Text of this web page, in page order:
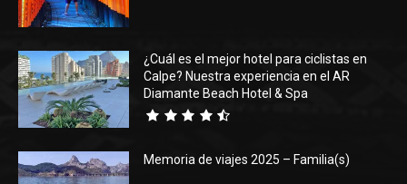
¿Cuál es el mejor hotel para ciclistas en
Calpe? Nuestra experiencia en el AR
Diamante Beach Hotel & Spa
Memoria de viajes 2025 – Familia(s)